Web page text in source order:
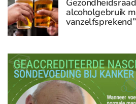
alcoholgebruik
vanzelfsprekend”